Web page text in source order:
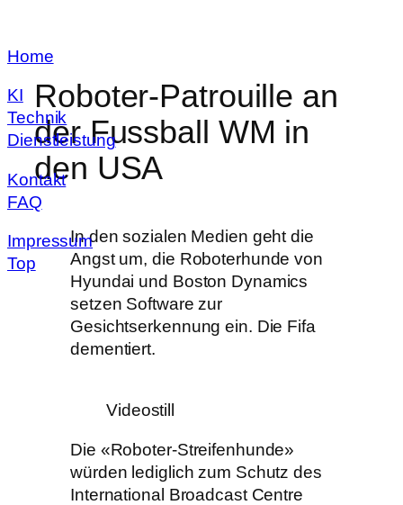
Inhalt
springen
Home
KI
Technik
Dienstleistung
Kontakt
FAQ
Impressum
Top
Roboter-Patrouille an
der Fussball WM in
den USA
In den sozialen Medien geht die
Angst um, die Roboterhunde von
Hyundai und Boston Dynamics
setzen Software zur
Gesichtserkennung ein. Die Fifa
dementiert.
Videostill
Die «Roboter-Streifenhunde»
würden lediglich zum Schutz des
International Broadcast Centre